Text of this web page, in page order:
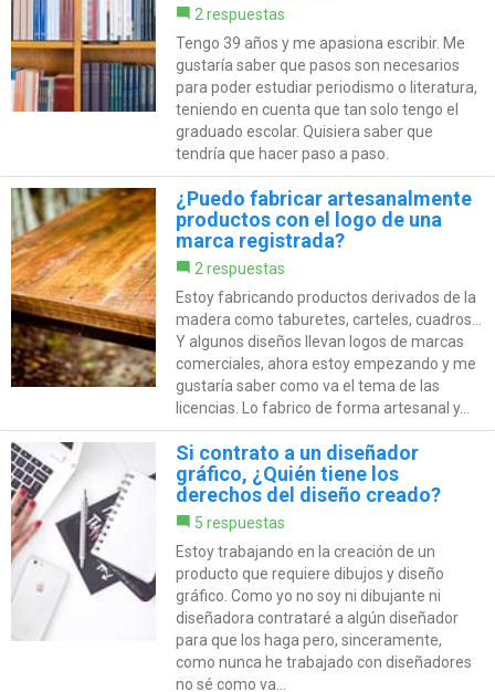
2 respuestas
Tengo 39 años y me apasiona escribir. Me
gustaría saber que pasos son necesarios
para poder estudiar periodismo o literatura,
teniendo en cuenta que tan solo tengo el
graduado escolar. Quisiera saber que
tendría que hacer paso a paso.
¿Puedo fabricar artesanalmente
productos con el logo de una
marca registrada?
2 respuestas
Estoy fabricando productos derivados de la
madera como taburetes, carteles, cuadros...
Y algunos diseños llevan logos de marcas
comerciales, ahora estoy empezando y me
gustaría saber como va el tema de las
licencias. Lo fabrico de forma artesanal y...
Si contrato a un diseñador
gráfico, ¿Quién tiene los
derechos del diseño creado?
5 respuestas
Estoy trabajando en la creación de un
producto que requiere dibujos y diseño
gráfico. Como yo no soy ni dibujante ni
diseñadora contrataré a algún diseñador
para que los haga pero, sinceramente,
como nunca he trabajado con diseñadores
no sé como va...